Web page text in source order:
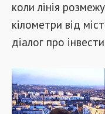
коли лінія
кілометри від
діалог про